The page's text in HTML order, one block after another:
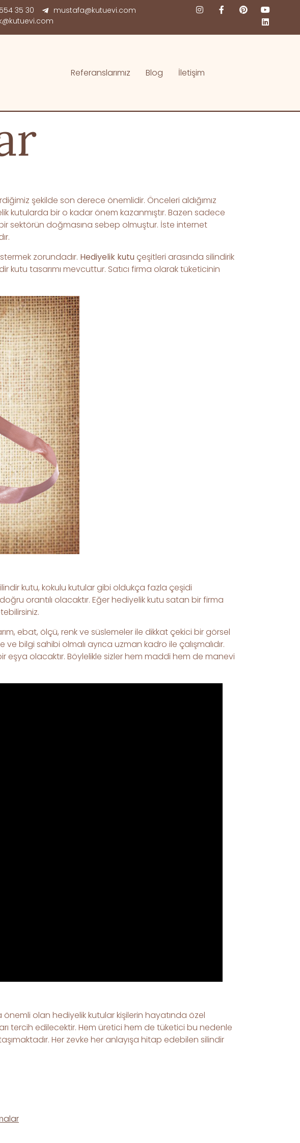
35 30
mustafa@kutuevi.com
Referanslarımız Blog İletişim
şekilde son derece önemlidir. Önceleri aldığımız
kutularda bir o kadar önem kazanmıştır. Bazen sadece
sektörün doğmasına sebep olmuştur. İste internet
zorundadır. Hediyelik kutu çeşitleri arasında silindirik
tasarımı mevcuttur. Satıcı firma olarak tüketicinin
kutu, kokulu kutular gibi oldukça fazla çeşidi
orantılı olacaktır. Eğer hediyelik kutu satan bir firma
ebat, ölçü, renk ve süslemeler ile dikkat çekici bir görsel
bilgi sahibi olmalı ayrıca uzman kadro ile çalışmalıdır.
olacaktır. Böylelikle sizler hem maddi hem de manevi
olan hediyelik kutular kişilerin hayatında özel
tercih edilecektir. Hem üretici hem de tüketici bu nedenle
Her zevke her anlayışa hitap edebilen silindir